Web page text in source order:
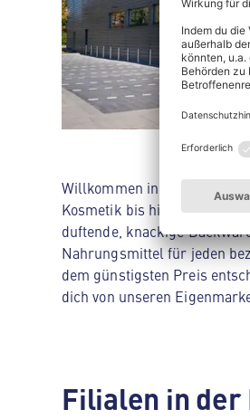
Willkommen in deinem
Kosmetik bis hin zu
duftende, knackige
Nahrungsmittel für jeden
dem günstigsten Preis
dich von unseren
Filialen in der